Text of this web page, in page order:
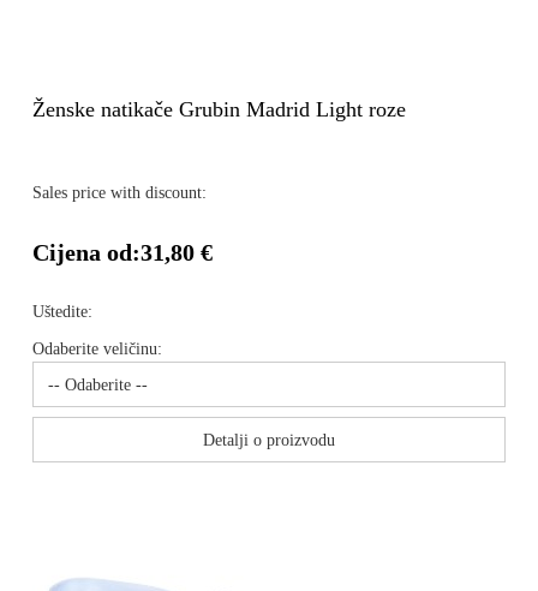
Ženske natikače Grubin Madrid Light roze
Sales price with discount:
Cijena od:31,80 €
Uštedite:
Odaberite veličinu:
Detalji o proizvodu